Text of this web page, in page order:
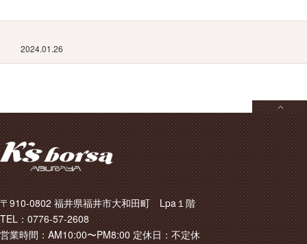
2024.01.26
〒910-0802 福井県福井市大和田町 Lpa１階
TEL：0776-57-2608
営業時間：AM10:00〜PM8:00 定休日：不定休